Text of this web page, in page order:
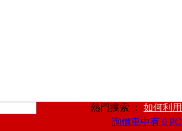
熱門搜索 ： 如何利
詢價車中有 0